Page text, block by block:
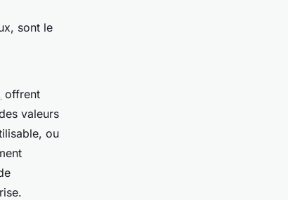
sont le
offrent
valeurs
ou